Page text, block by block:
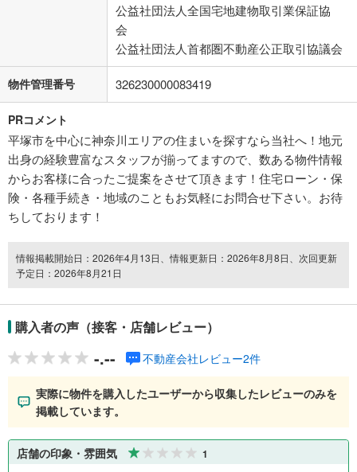
公益社団法人全国宅地建物取引業保証協
会
公益社団法人首都圏不動産公正取引協議会
物件管理番号 326230000083419
PRコメント
平塚市を中心に神奈川エリアの住まいを探すなら当社へ！地元
出身の経験豊富なスタッフが揃ってますので、数ある物件情報
からお客様に合ったご提案をさせて頂きます！住宅ローン・保
険・各種手続き・地域のこともお気軽にお問合せ下さい。お待
ちしております！
情報掲載開始日：2026年4月13日、情報更新日：2026年8月8日、次回更新
予定日：2026年8月21日
購入者の声（接客・店舗レビュー）
-.-- 不動産会社レビュー2件
実際に物件を購入したユーザーから収集したレビューのみを
掲載しています。
店舗の印象・雰囲気 1